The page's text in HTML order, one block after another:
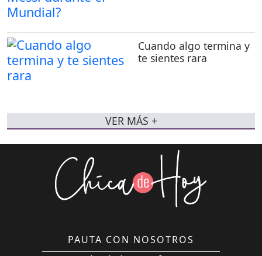
Cuando algo termina y
te sientes rara
VER MÁS +
PAUTA CON NOSOTROS